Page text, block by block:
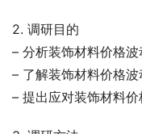
2. 调研目的
– 分析装饰材料价格波
– 了解装饰材料价格波
– 提出应对装饰材料价